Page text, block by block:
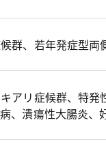
群、若年発症型
アリ症候群、特
、潰瘍性大腸炎、